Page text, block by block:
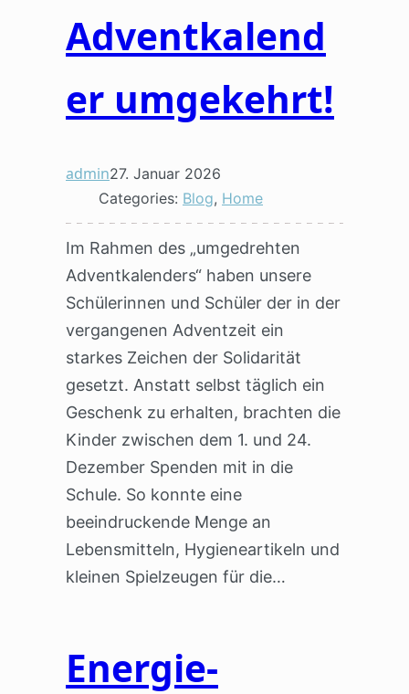
Adventkalend
er umgekehrt!
admin27. Januar 2026
Categories: Blog, Home
Im Rahmen des „umgedrehten
Adventkalenders“ haben unsere
Schülerinnen und Schüler der in der
vergangenen Adventzeit ein
starkes Zeichen der Solidarität
gesetzt. Anstatt selbst täglich ein
Geschenk zu erhalten, brachten die
Kinder zwischen dem 1. und 24.
Dezember Spenden mit in die
Schule. So konnte eine
beeindruckende Menge an
Lebensmitteln, Hygieneartikeln und
kleinen Spielzeugen für die…
Energie-